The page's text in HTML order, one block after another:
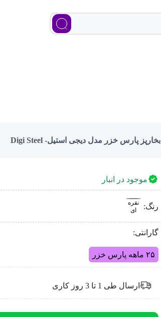
بخارپز پارس خزر مدل دیجی استیل- Digi Steel
موجود در انبار
رنگ:
نقره
ای
گارانتی:
۲۵ ماهه پارس خزر
ارسال طی 1 تا 3 روز کاری